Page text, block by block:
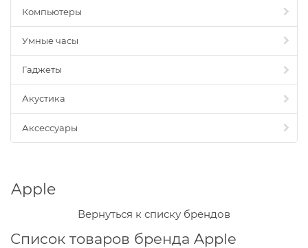
Компьютеры
Умные часы
Гаджеты
Акустика
Аксессуары
Apple
Вернуться к списку брендов
Список товаров бренда Apple